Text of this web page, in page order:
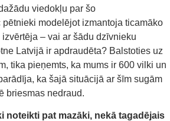
viedokļu par šo
modelējot izmantoja ticamāko
– vai ar šādu dzīvnieku
Latvijā ir apdraudēta? Balstoties uz
tika pieņemts, ka mums ir 600 vilki un
ka šajā situācijā ar šīm sugām
briesmas nedraud.
noteikti pat mazāki, nekā tagadējais